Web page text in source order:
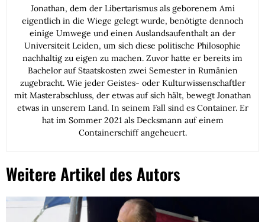
Jonathan, dem der Libertarismus als geborenem Ami
eigentlich in die Wiege gelegt wurde, benötigte dennoch
einige Umwege und einen Auslandsaufenthalt an der
Universiteit Leiden, um sich diese politische Philosophie
nachhaltig zu eigen zu machen. Zuvor hatte er bereits im
Bachelor auf Staatskosten zwei Semester in Rumänien
zugebracht. Wie jeder Geistes- oder Kulturwissenschaftler
mit Masterabschluss, der etwas auf sich hält, bewegt Jonathan
etwas in unserem Land. In seinem Fall sind es Container. Er
hat im Sommer 2021 als Decksmann auf einem
Containerschiff angeheuert.
Weitere Artikel des Autors